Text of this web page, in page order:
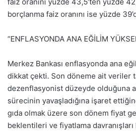
borçlanma faiz oranını ise yüzde
“ENFLASYONDA ANA EĞİLİM
Merkez Bankası enflasyonda ana
dikkat çekti. Son döneme ait veriler
dezenflasyonist düzeyde olduğuna
sürecinin yavaşladığına işaret
gıda olmak üzere son dönem fiyat
beklentileri ve fiyatlama